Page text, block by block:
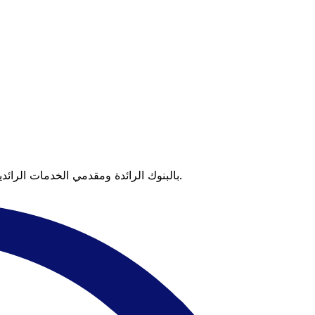
عندما تقارن Xe بالبنوك الرائدة ومقدمي الخدمات الرائدين، يتضح لك الفرق. تعني الأسعار التي تتفوق على أسعار البنوك وعدم وجود رسوم خفية قيمة أكبر على كل عملية تحويل.